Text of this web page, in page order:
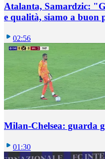
Atalanta, Samardzic:
e qualità, siamo a buon
02:56
Milan-Chelsea: guarda
01:30